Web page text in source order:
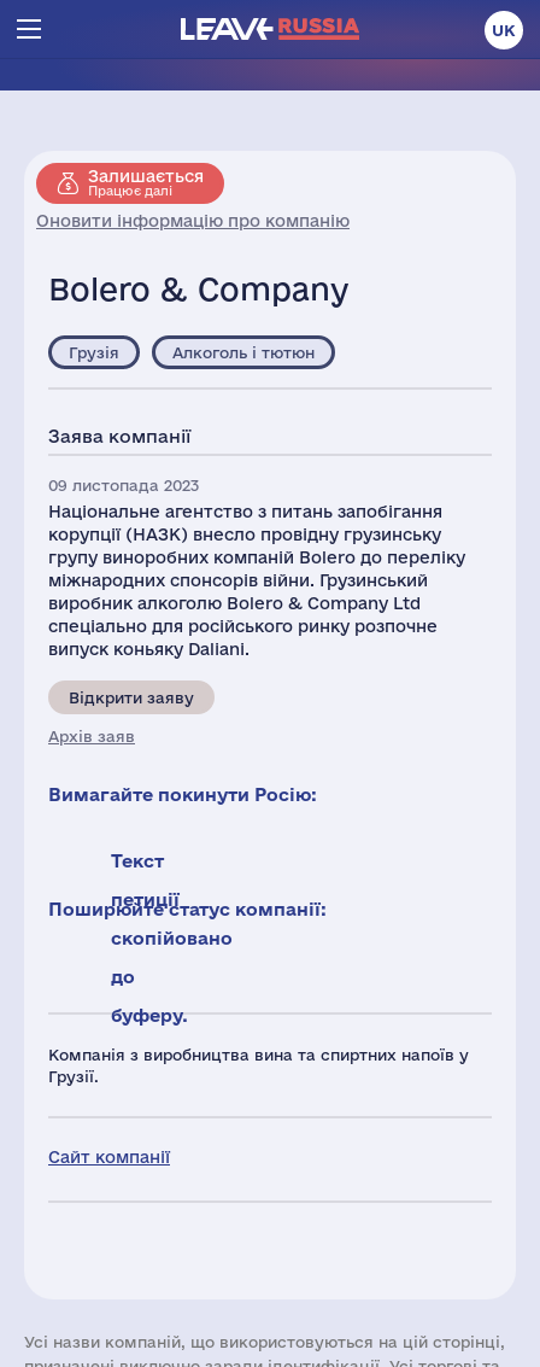
UK
Залишається
Працює далі
Оновити інформацію про компанію
Bolero & Company
Компанія з виробництва вина та спиртних напоїв у
Грузії.
Сайт компанії
Грузія Алкоголь і тютюн
Заява компанії
09 листопада 2023
Національне агентство з питань запобігання
корупції (НАЗК) внесло провідну грузинську
групу виноробних компаній Bolero до переліку
міжнародних спонсорів війни. Грузинський
виробник алкоголю Bolero & Сompany Ltd
спеціально для російського ринку розпочне
випуск коньяку Daliani.
Відкрити заяву
Архів заяв
Вимагайте покинути Росію:
Текст
петиції
скопійовано
до
буферу.
Поширюйте статус компанії:
Усі назви компаній, що використовуються на цій сторінці,